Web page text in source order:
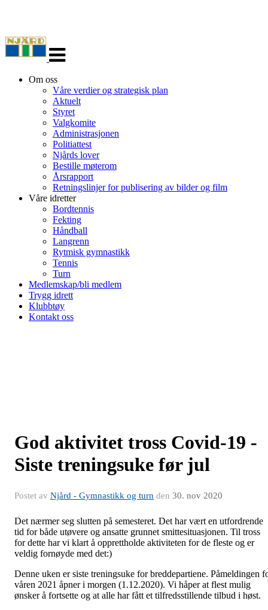
navigasjon
Om oss
Våre verdier og strategisk plan
Aktuelt
Styret
Valgkomite
Administrasjonen
Politiattest
Njårds lover
Bestille møterom
Årsrapport
Retningslinjer for publisering av bilder og film
Våre idretter
Bordtennis
Fekting
Håndball
Langrenn
Rytmisk gymnastikk
Tennis
Turn
Medlemskap/bli medlem
Trygg idrett
Klubbtøy
Kontakt oss
God aktivitet tross Covid-19 -
Siste treningsuke før jul
Postet av Njård - Gymnastikk og turn den 30. nov 2020
Det nærmer seg slutten på semesteret. Det har vært en utfordrende
tid for både utøvere og ansatte grunnet smittesituasjonen. Til tross
for dette har vi klart å opprettholde aktiviteten for de fleste og er
veldig fornøyde med det:)
Denne uken er siste treningsuke for breddepartiene. Påmeldingen
våren 2021 åpner i morgen (1.12.2020). Vi håper at flest mulig
ønsker å fortsette og at alle har fått et tilfredsstillende tilbud i høst.